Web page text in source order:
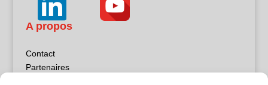
A propos
Contact
Partenaires